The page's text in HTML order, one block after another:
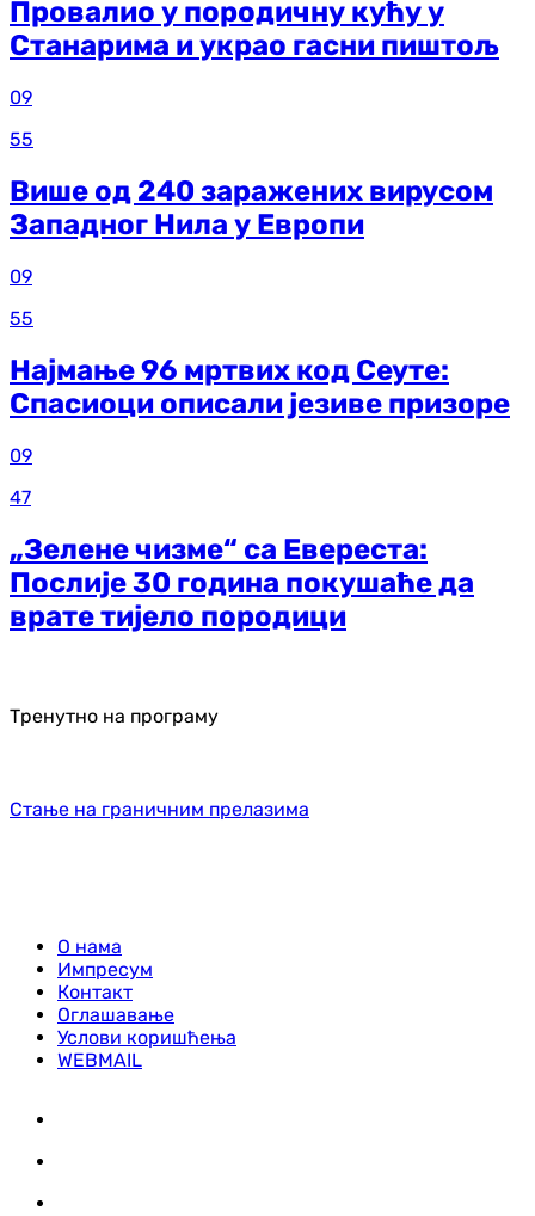
Провалио у породичну кућу у
Станарима и украо гасни пиштољ
09
55
Више од 240 заражених вирусом
Западног Нила у Европи
09
55
Најмање 96 мртвих код Сеуте:
Спасиоци описали језиве призоре
09
47
„Зелене чизме“ са Евереста:
Послије 30 година покушаће да
врате тијело породици
Тренутно на програму
Стање на граничним прелазима
О нама
Импресум
Контакт
Оглашавање
Услови коришћења
WEBMAIL